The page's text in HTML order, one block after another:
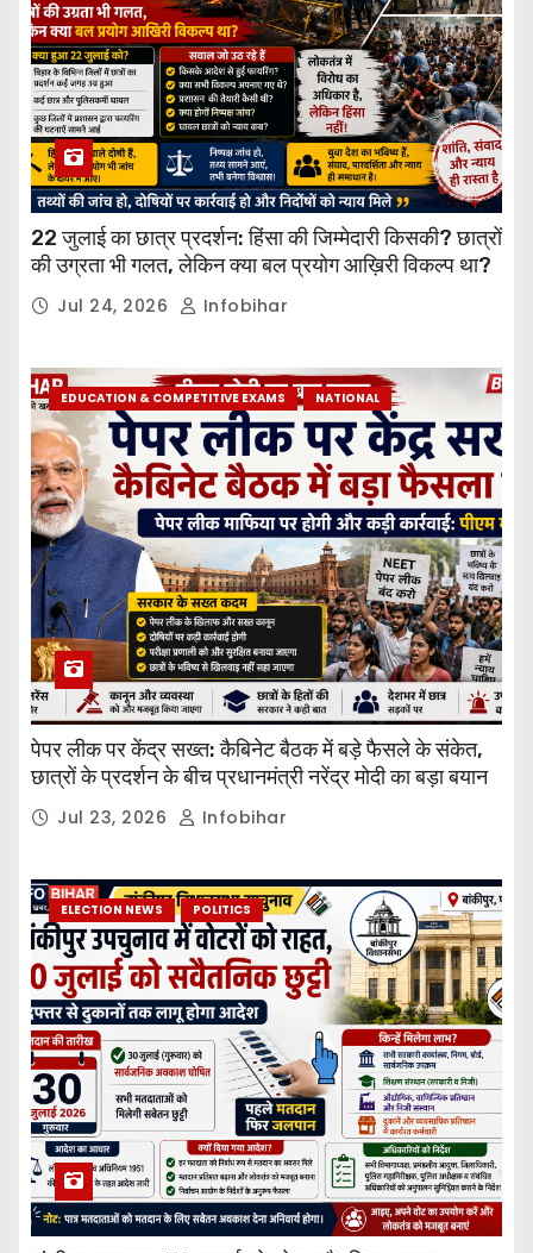
22 जुलाई का छात्र प्रदर्शन: हिंसा की जिम्मेदारी किसकी? छात्रों
की उग्रता भी गलत, लेकिन क्या बल प्रयोग आख़िरी विकल्प था?
Jul 24, 2026 Infobihar
EDUCATION & COMPETITIVE EXAMS NATIONAL
पेपर लीक पर केंद्र सख्त: कैबिनेट बैठक में बड़े फैसले के संकेत,
छात्रों के प्रदर्शन के बीच प्रधानमंत्री नरेंद्र मोदी का बड़ा बयान
Jul 23, 2026 Infobihar
ELECTION NEWS POLITICS